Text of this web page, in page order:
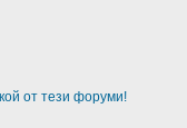
от тези форуми!